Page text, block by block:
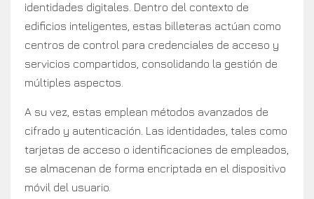
identidades digitales. Dentro del contexto de
edificios inteligentes, estas billeteras actúan como
centros de control para credenciales de acceso y
servicios compartidos, consolidando la gestión de
múltiples aspectos.
A su vez, estas emplean métodos avanzados de
cifrado y autenticación. Las identidades, tales como
tarjetas de acceso o identificaciones de empleados,
se almacenan de forma encriptada en el dispositivo
móvil del usuario.